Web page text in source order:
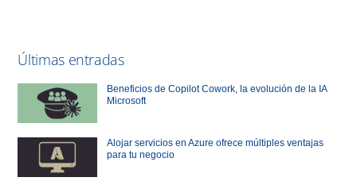
Últimas entradas
Beneficios de Copilot Cowork, la evolución de la IA
Microsoft
Alojar servicios en Azure ofrece múltiples ventajas
para tu negocio